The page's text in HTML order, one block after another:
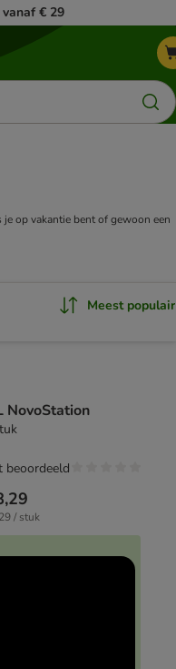
€ 29
op vakantie bent of gewoon een
Meest populair
NovoStation
/ stuk
beoordeeld